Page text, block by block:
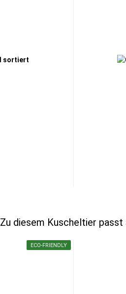
Zu diesem Kuscheltier passt
ECO-FRIENDLY